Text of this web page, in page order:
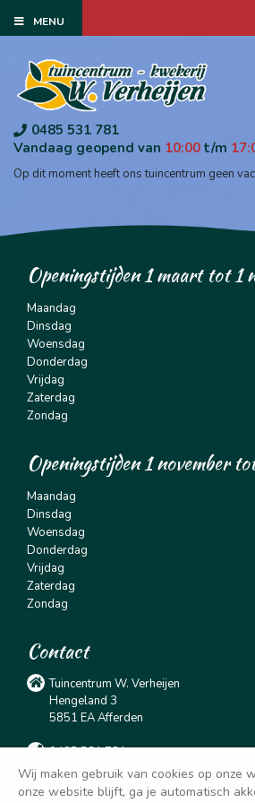
n
MENU
0485 531 781
Vandaag geopend van 10:00 t/m
Op dit moment heeft ons tuincentrum geen
Openingstijden 1 maart tot 1
Maandag
Dinsdag
Woensdag
Donderdag
Vrijdag
Zaterdag
Zondag
Openingstijden 1 november
Maandag
Dinsdag
Woensdag
Donderdag
Vrijdag
Zaterdag
Zondag
Contact
Tuincentrum W. Verheijen
Hengeland 3
5851 EA Afferden
0485 531 781
info@tuincentrumverheijen.nl
Wij maken gebruik van cookies op onze
onze website blijft, ga je automatisch